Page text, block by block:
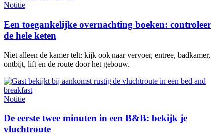
Notitie
Een toegankelijke overnachting boeken: controleer
de hele keten
Niet alleen de kamer telt: kijk ook naar vervoer, entree, badkamer,
ontbijt, lift en de route door het gebouw.
Notitie
De eerste twee minuten in een B&B: bekijk je
vluchtroute